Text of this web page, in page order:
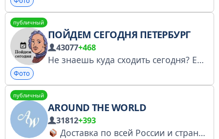
публичный
ПОЙДЕМ СЕГОДНЯ ПЕТЕРБУРГ
43077+468
Не знаешь куда сходить сегодня? Ежедневно собираем для тебя лучшие мероприятия Питера. Сотрудничество: @alex_admin_tg РКН: https://clck.ru/3FiodE Купить рекламу: https://telega.in/c/infopeterburg
Фото
публичный
AROUND THE WORLD
31812+393
Доставка по всей России и страны ЕАЭС